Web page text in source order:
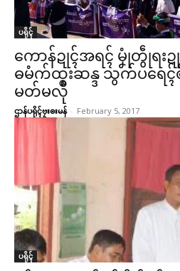
ပရိုၚ်
ကောန်ဍုၚ်အရၚ် မၞုံတွဵုရး
ဓမံက်ထ္ၜးဆန္ဒ သွက်ပရ
မတ်မလီု
ဌာန်ပရိုၚ်ဗၠးၜးမန် - February 5, 2017
ပရိုၚ်